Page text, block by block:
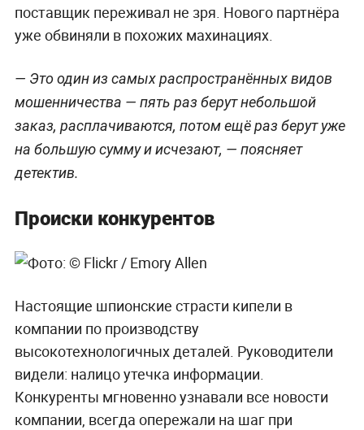
поставщик переживал не зря. Нового партнёра
уже обвиняли в похожих махинациях.
— Это один из самых распространённых видов
мошенничества — пять раз берут небольшой
заказ, расплачиваются, потом ещё раз берут уже
на большую сумму и исчезают, — поясняет
детектив.
Происки конкурентов
Настоящие шпионские страсти кипели в
компании по производству
высокотехнологичных деталей. Руководители
видели: налицо утечка информации.
Конкуренты мгновенно узнавали все новости
компании, всегда опережали на шаг при